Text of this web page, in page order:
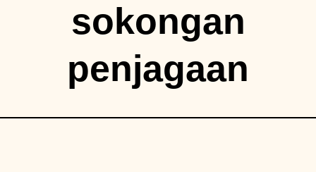
sokongan
penjagaan